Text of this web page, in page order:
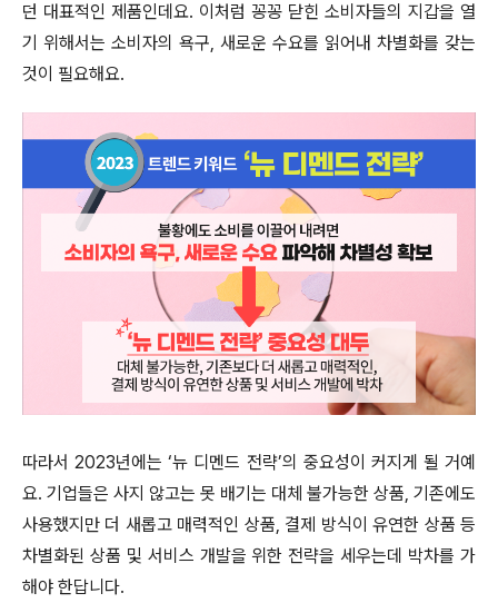
던 대표적인 제품인데요. 이처럼 꽁꽁 닫힌 소비자들의 지갑을 열
기 위해서는 소비자의 욕구, 새로운 수요를 읽어내 차별화를 갖는
것이 필요해요.
따라서 2023년에는 ‘뉴 디멘드 전략’의 중요성이 커지게 될 거예
요. 기업들은 사지 않고는 못 배기는 대체 불가능한 상품, 기존에도
사용했지만 더 새롭고 매력적인 상품, 결제 방식이 유연한 상품 등
차별화된 상품 및 서비스 개발을 위한 전략을 세우는데 박차를 가
해야 한답니다.